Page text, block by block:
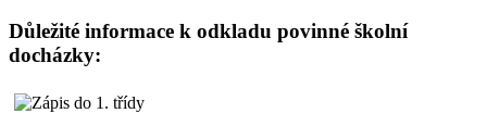
Důležité informace k odkladu povinné školní
docházky: